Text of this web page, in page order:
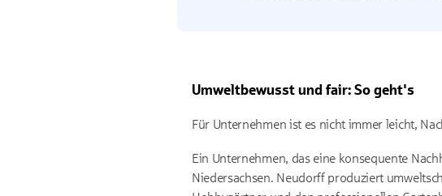
Umweltbewusst und fair: So geht's
Für Unternehmen ist es nicht immer leicht,
Ein Unternehmen, das eine konsequente
Niedersachsen. Neudorff produziert